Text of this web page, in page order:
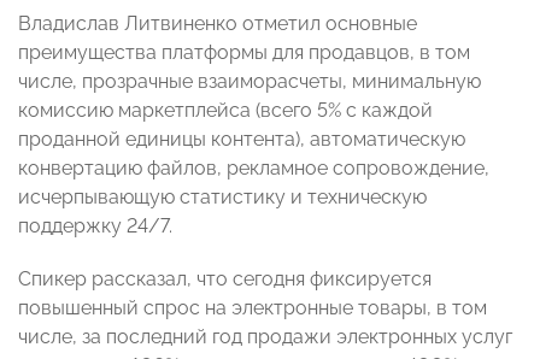
Владислав Литвиненко отметил основные
преимущества платформы для продавцов, в том
числе, прозрачные взаиморасчеты, минимальную
комиссию маркетплейса (всего 5% с каждой
проданной единицы контента), автоматическую
конвертацию файлов, рекламное сопровождение,
исчерпывающую статистику и техническую
поддержку 24/7.
Спикер рассказал, что сегодня фиксируется
повышенный спрос на электронные товары, в том
числе, за последний год продажи электронных услуг